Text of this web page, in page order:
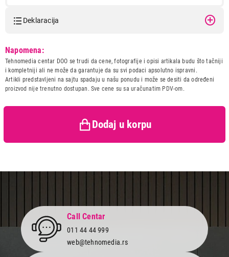
Deklaracija
Naziv i vrsta robe:
VAGA
Uvoznik:
RAPID a.d.
Zemlja porekla:
KINA
kupaca po osnovu zakona o
Napomena:
Tehnomedia centar DOO se trudi da cene, fotografije i opisi artikala budu što tačniji
i kompletniji ali ne može da garantuje da su svi podaci apsolutno ispravni.
Artikli predstavljeni na sajtu spadaju u našu ponudu i može se desiti da određeni
proizvod nije trenutno dostupan. Sve cene su sa uračunatim PDV-om.
Dodaj u korpu
Nastavi kupovinu
Call Centar
011 44 44 999
web@tehnomedia.rs